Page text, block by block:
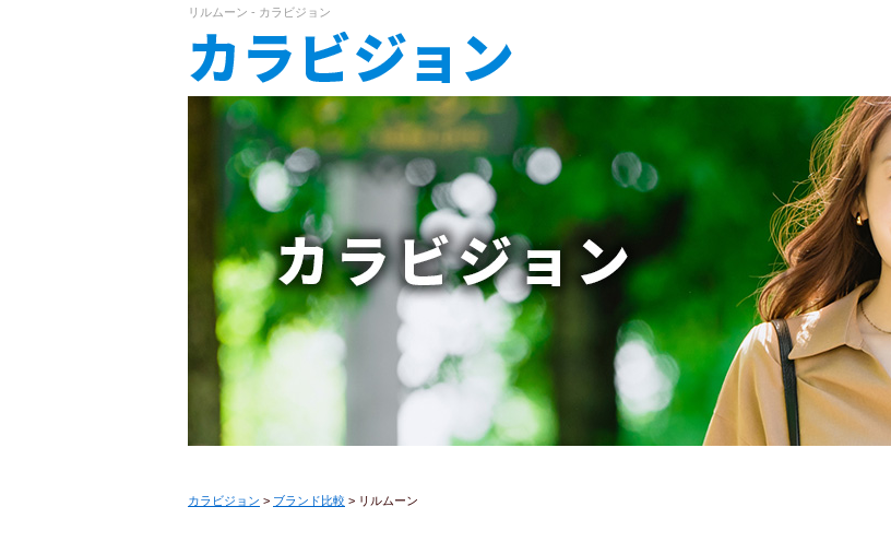
リルムーン - カラビジョン
カラビジョン > ブランド比較 > リルムーン